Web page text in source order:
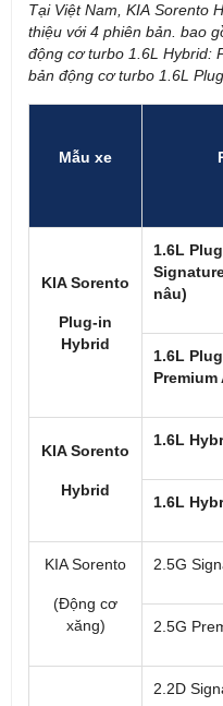
Tại Việt Nam, KIA Sorento
thiệu với 4 phiên bản. bao
động cơ turbo 1.6L Hybrid:
bản động cơ turbo 1.6L
Mẫu xe
KIA Sorento
Plug-in
Hybrid
1.6L
nâu)
1.6L
Premium
KIA Sorento
Hybrid
1.6L
1.6L
KIA Sorento
(Động cơ
xăng)
2.5G
2.5G
2.2D